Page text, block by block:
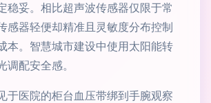
稳妥。相比超声波传感器仅限于常
感器轻便却精准且灵敏度分布控制
本。智慧城市建设中使用太阳能转
调配安全感。
于医院的柜台血压带绑到手腕观察